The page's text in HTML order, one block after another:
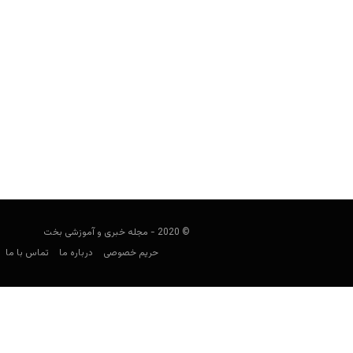
© 2020 - مجله خبری و آموزشی بخت
حریم خصوصی
درباره ما تماس با ما